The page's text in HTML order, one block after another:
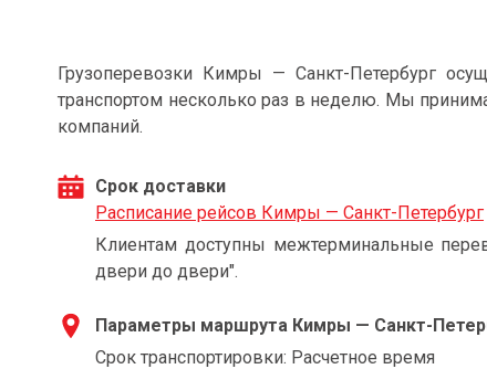
Грузоперевозки Кимры — Санкт-Петербург
транспортом несколько раз в неделю. Мы
компаний.
Срок доставки
Расписание рейсов Кимры — Санкт-Петербург
Клиентам доступны межтерминальные
двери до двери".
Параметры маршрута Кимры — Санкт-
Срок транспортировки: Расчетное время